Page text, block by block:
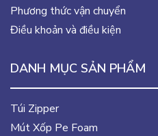
Phương thức vận chuyển
Điều khoản và điều kiện
DANH MỤC SẢN PHẨM
Túi Zipper
Mút Xốp Pe Foam